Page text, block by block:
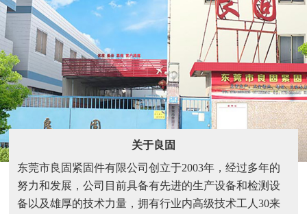
关于良固
东莞市良固紧固件有限公司创立于2003年，经过多年的
努力和发展，公司目前具备有先进的生产设备和检测设
备以及雄厚的技术力量，拥有行业内高级技术工人30来